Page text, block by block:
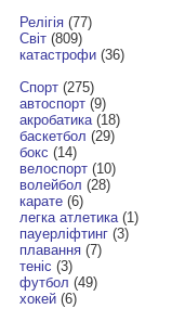
Релігія(77)
Світ(809)
катастрофи(36)
Спорт(275)
автоспорт(9)
акробатика(18)
баскетбол (29)
бокс (14)
велоспорт(10)
волейбол (28)
карате(6)
легка атлетика(1)
пауерліфтинг(3)
плавання(7)
теніс (3)
футбол (49)
хокей(6)